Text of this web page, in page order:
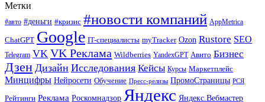
Метки
#авто #деньги #кризис #новости компаний AppMetrica
ChatGPT Google IT-специалисты myTracker Ozon Rustore SEO
Telegram VK VK Реклама Wildberries YandexGPT Авито Бизнес
Дзен Дизайн Исследования Кейсы Курсы Маркетплейс
Минцифры Нейросети Обучение Пресс-релизы ПромоСтраницы РСЯ
Рейтинги Реклама Роскомнадзор Яндекс Яндекс.Вебмастер